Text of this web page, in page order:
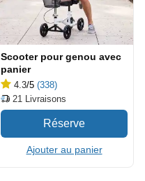
Scooter pour genou avec
panier
4.3/5 (338)
21 Livraisons
Ajouter au panier